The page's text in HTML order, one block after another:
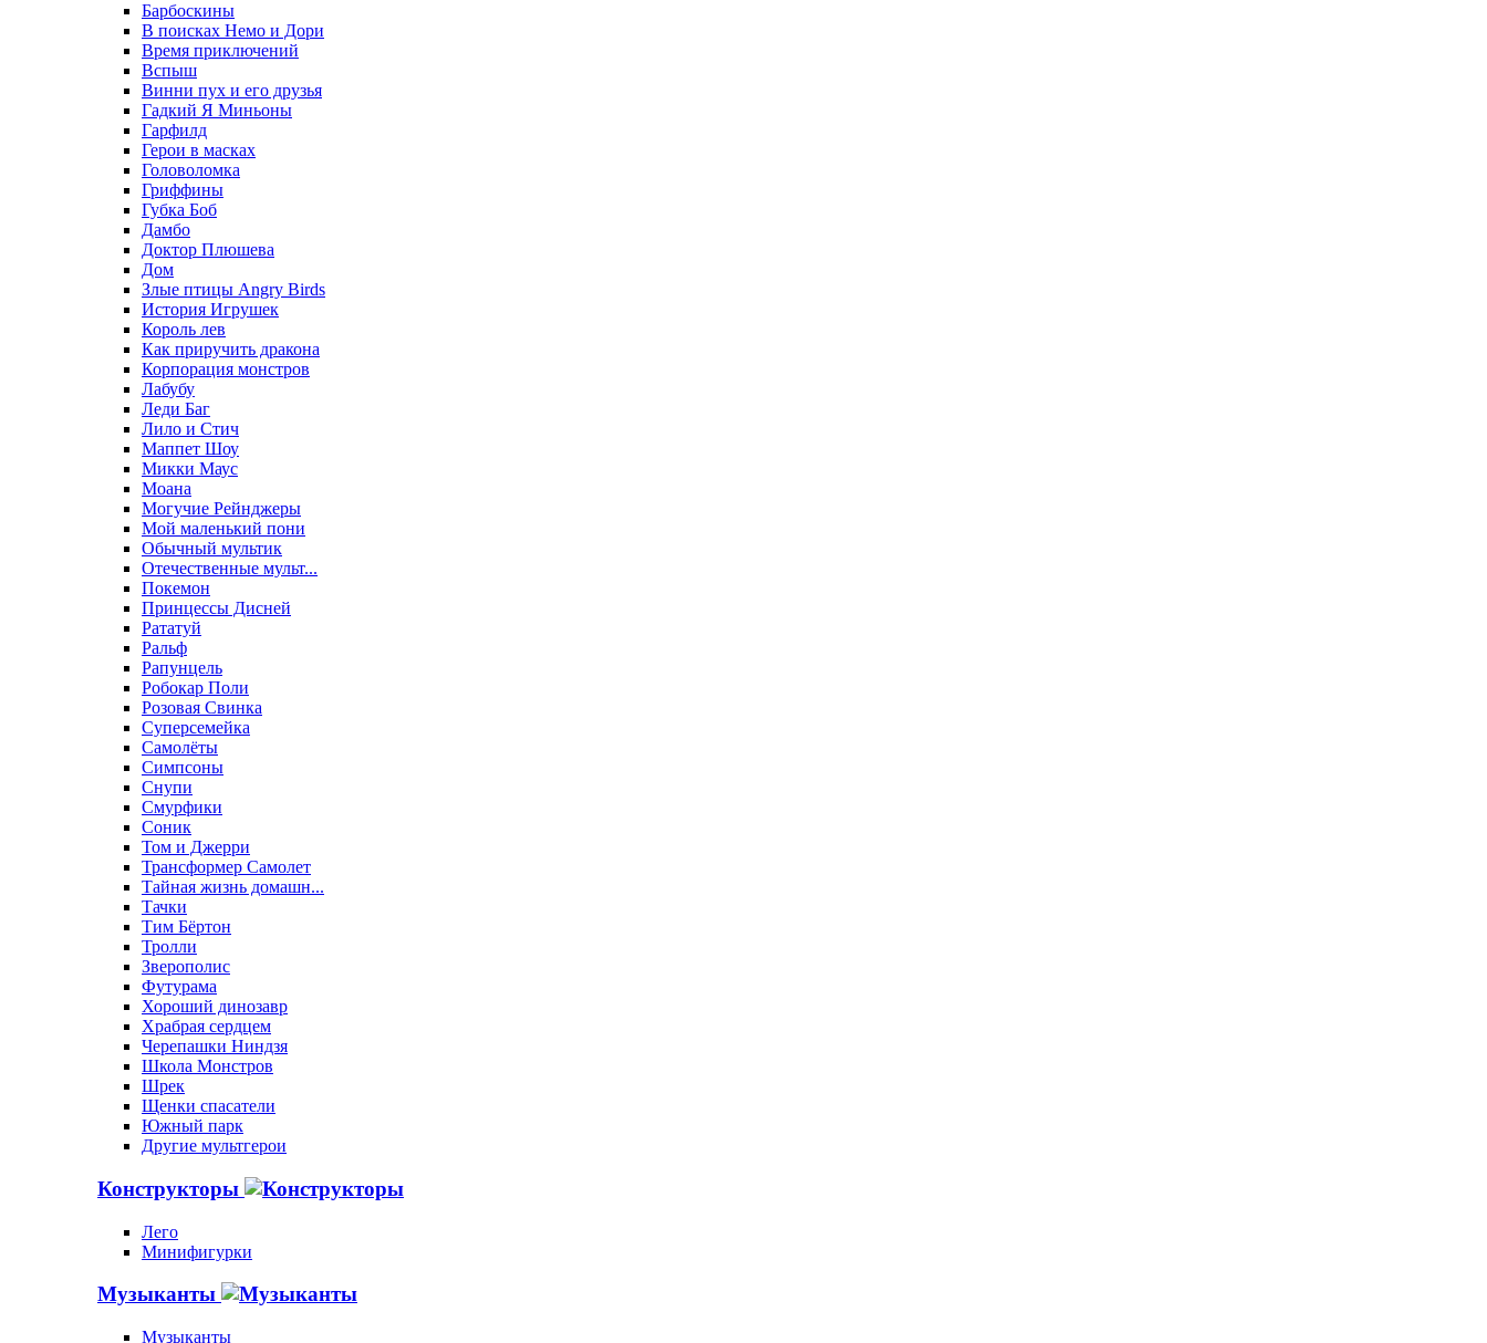
Барбоскины
В поисках Немо и Дори
Время приключений
Вспыш
Винни пух и его друзья
Гадкий Я Миньоны
Гарфилд
Герои в масках
Головоломка
Гриффины
Губка Боб
Дамбо
Доктор Плюшева
Дом
Злые птицы Angry Birds
История Игрушек
Король лев
Как приручить дракона
Корпорация монстров
Лабубу
Леди Баг
Лило и Стич
Маппет Шоу
Микки Маус
Моана
Могучие Рейнджеры
Мой маленький пони
Обычный мультик
Отечественные мульт...
Покемон
Принцессы Дисней
Рататуй
Ральф
Рапунцель
Робокар Поли
Розовая Свинка
Суперсемейка
Самолёты
Симпсоны
Снупи
Смурфики
Соник
Том и Джерри
Трансформер Самолет
Тайная жизнь домашн...
Тачки
Тим Бёртон
Тролли
Зверополис
Футурама
Хороший динозавр
Храбрая сердцем
Черепашки Ниндзя
Школа Монстров
Шрек
Щенки спасатели
Южный парк
Другие мультгерои
Конструкторы
Лего
Минифигурки
Музыканты
Музыканты